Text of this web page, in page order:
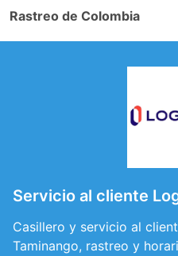
Rastreo de Colombia
Servicio al cliente
Casillero y servicio al
Taminango, rastreo y